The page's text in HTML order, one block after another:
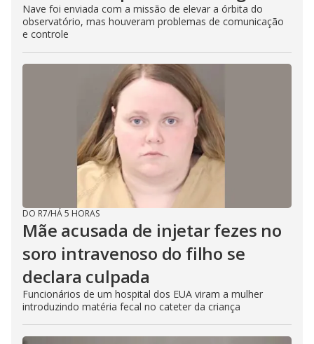
Nave foi enviada com a missão de elevar a órbita do
observatório, mas houveram problemas de comunicação
e controle
DO R7/HÁ 5 HORAS
Mãe acusada de injetar fezes no
soro intravenoso do filho se
declara culpada
Funcionários de um hospital dos EUA viram a mulher
introduzindo matéria fecal no cateter da criança